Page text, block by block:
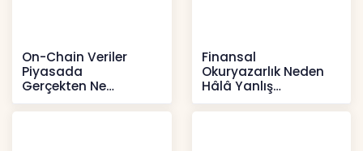
On-Chain Veriler
Piyasada
Gerçekten Ne
Anlatır?
Kripto
Finansal
Okuryazarlık Neden
Hâlâ Yanlış
Anlaşılıyor?
İçerikler